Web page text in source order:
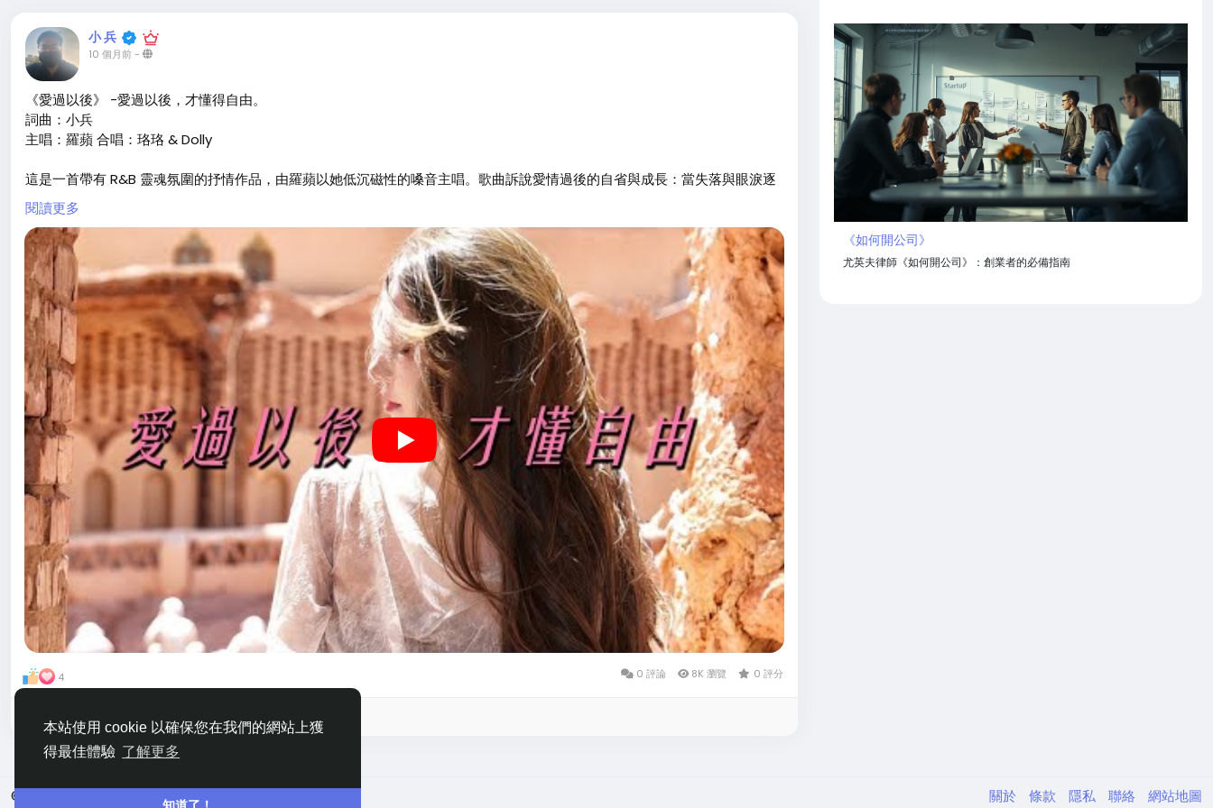
本站使用 cookie 以確保您在我們的網站上獲
得最佳體驗 了解更多
小 兵
10 個月前-
《愛過以後》 -愛過以後，才懂得自由。
詞曲：小兵
主唱：羅蘋 合唱：珞珞 & Dolly
這是一首帶有 R&B 靈魂氛圍的抒情作品，由羅蘋以她低沉磁性的嗓音主唱。歌曲訴說愛情過後的自省與成長：當失落與眼淚逐
漸沉澱，留下的不只是傷痕，還有更清楚的自己。
編曲以電鋼琴與電貝斯為核心，搭配緩拍的 R&B 鼓點與柔和弦樂，營造出既溫暖又帶點倔強的氛圍。羅蘋在演唱中收放自如，
低語般的呢喃與爆發時的厚實嗓音交織，讓人聽見痛過之後的釋懷與堅強。
「有些愛，走過才懂；有些淚，落下才清醒。」
#愛過以後 #羅蘋#RNB情歌 #華語靈魂#小兵創作#新歌推薦
https://www.youtube.com/watch?v=uOLCk2WO1AQ
閱讀更多
4 0 評論 8K 瀏覽 0 評分
請登入後按讚、分享和留言！
《如何開公司》
尤英夫律師《如何開公司》：創業者的必備指南
© 2026 嘀咕 關於 條款 隱私 聯絡 網站地圖